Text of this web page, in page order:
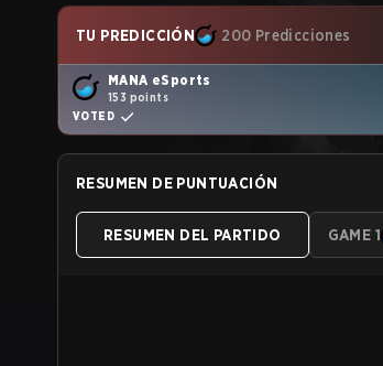
TU PREDICCIÓN 200 Predicciones
MANA eSports
153 points
VOTED
RESUMEN DE PUNTUACIÓN
RESUMEN DEL PARTIDO GAME 1